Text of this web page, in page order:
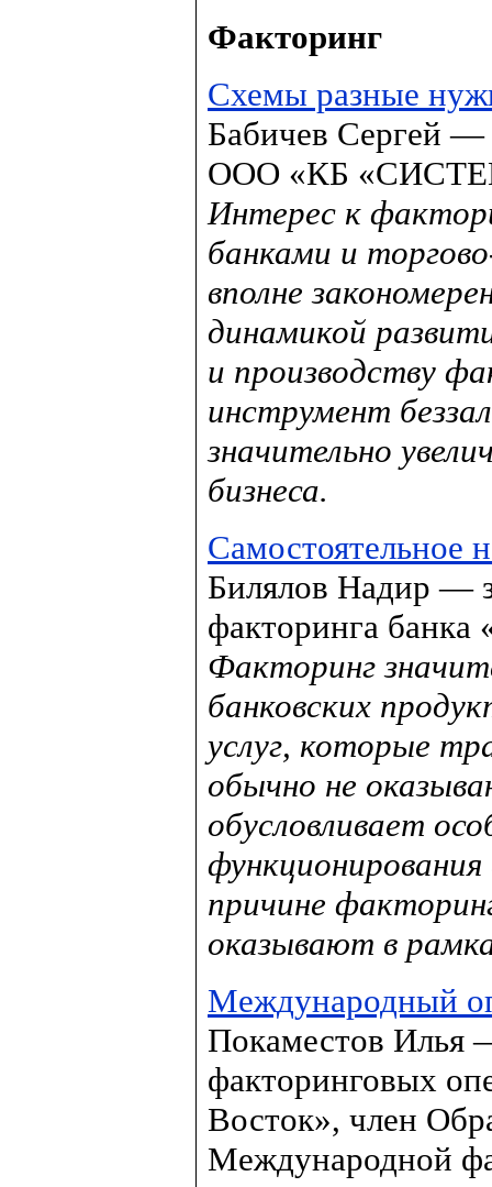
Факторинг
Схемы разные
Бабичев Сергей —
ООО «КБ
Интерес к
банками и
вполне
динамикой
и производству
инструмент
значительно
бизнеса.
Самостоятельное
Билялов Надир —
факторинга банка
Факторинг
банковских
услуг, которые
обычно не
обусловливает
причине
оказывают в
Международный
Покаместов Илья
факторинговых
Восток», член
Международной